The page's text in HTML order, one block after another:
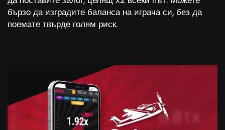
бързо да изградите баланса на играча си, без да
поемате твърде голям риск.